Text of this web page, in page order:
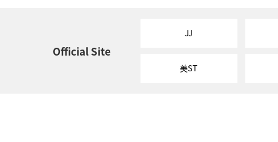
Official Site
JJ
美ST